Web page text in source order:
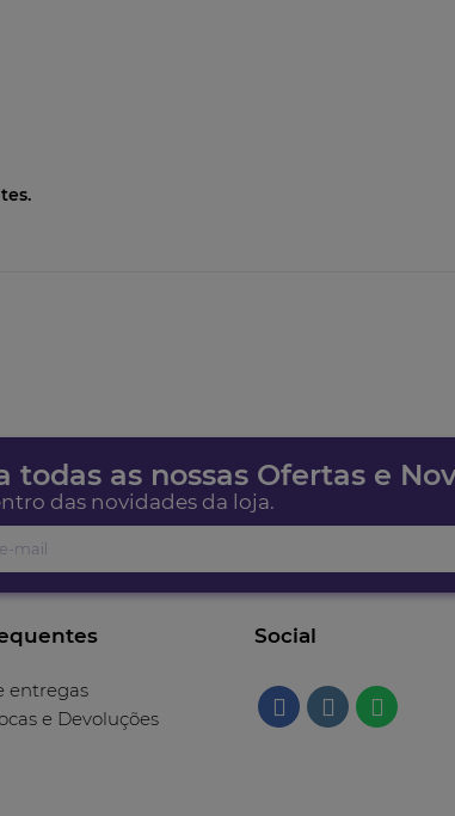
todas as nossas Ofertas e
das novidades da loja.
entregas
e Devoluções
Social